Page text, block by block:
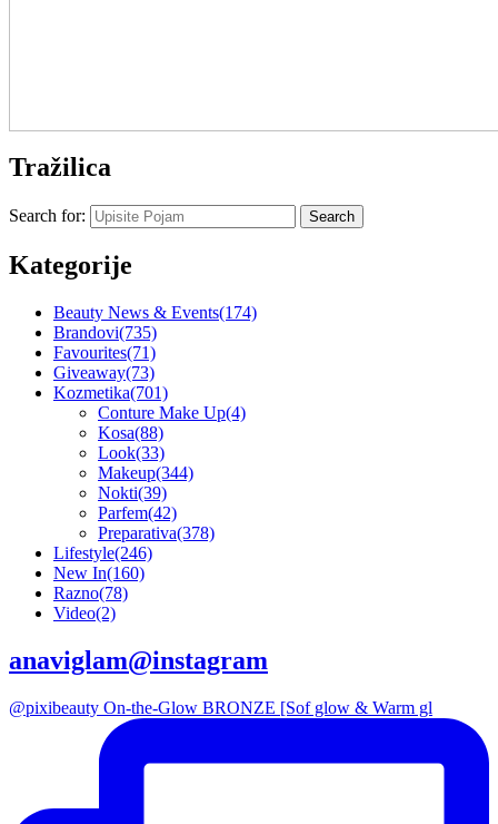
Tražilica
Search for:
Kategorije
Beauty News & Events(174)
Brandovi(735)
Favourites(71)
Giveaway(73)
Kozmetika(701)
Conture Make Up(4)
Kosa(88)
Look(33)
Makeup(344)
Nokti(39)
Parfem(42)
Preparativa(378)
Lifestyle(246)
New In(160)
Razno(78)
Video(2)
anaviglam@instagram
@pixibeauty On-the-Glow BRONZE [Sof glow & Warm gl